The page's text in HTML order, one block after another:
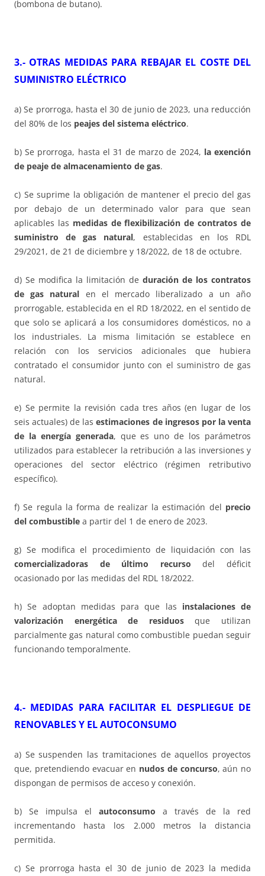
(bombona de butano).
3.- OTRAS MEDIDAS PARA REBAJAR EL COSTE DEL
SUMINISTRO ELÉCTRICO
a) Se prorroga, hasta el 30 de junio de 2023, una reducción
del 80% de los peajes del sistema eléctrico.
b) Se prorroga, hasta el 31 de marzo de 2024, la exención
de peaje de almacenamiento de gas.
c) Se suprime la obligación de mantener el precio del gas
por debajo de un determinado valor para que sean
aplicables las medidas de flexibilización de contratos de
suministro de gas natural, establecidas en los RDL
29/2021, de 21 de diciembre y 18/2022, de 18 de octubre.
d) Se modifica la limitación de duración de los contratos
de gas natural en el mercado liberalizado a un año
prorrogable, establecida en el RD 18/2022, en el sentido de
que solo se aplicará a los consumidores domésticos, no a
los industriales. La misma limitación se establece en
relación con los servicios adicionales que hubiera
contratado el consumidor junto con el suministro de gas
natural.
e) Se permite la revisión cada tres años (en lugar de los
seis actuales) de lasestimaciones de ingresos por la venta
de la energía generada, que es uno de los parámetros
utilizados para establecer la retribución a las inversiones y
operaciones del sector eléctrico (régimen retributivo
específico).
f) Se regula la forma de realizar la estimación del precio
del combustible a partir del 1 de enero de 2023.
g) Se modifica el procedimiento de liquidación con las
comercializadoras de último recurso del déficit
ocasionado por las medidas del RDL 18/2022.
h) Se adoptan medidas para que las instalaciones de
valorización energética de residuosque utilizan
parcialmente gas natural como combustible puedan seguir
funcionando temporalmente.
4.- MEDIDAS PARA FACILITAR EL DESPLIEGUE DE
RENOVABLES Y EL AUTOCONSUMO
a) Se suspenden las tramitaciones de aquellos proyectos
que, pretendiendo evacuar en nudos de concurso, aún no
dispongan de permisos de acceso y conexión.
b) Se impulsa el autoconsumo a través de la red
incrementando hasta los 2.000 metros la distancia
permitida.
c) Se prorroga hasta el 30 de junio de 2023 la medida